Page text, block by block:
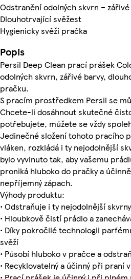
Odstranění odolných skvrn –
Dlouhotrvající svěžest
Hygienicky svěží pračka
Popis
Persil Deep Clean prací prášek
odolných skvrn, zářivé barvy,
pračku.
S pracím prostředkem Persil se
Chcete-li dosáhnout skutečné
potřebujete, můžete se vždy
Jedinečné složení tohoto pracího
vláken, rozkládá i ty nejodolnější
bylo vyvinuto tak, aby vašemu
proniká hluboko do pračky a
nepříjemný zápach.
Výhody produktu:
• Odstraňuje i ty nejodolnější
• Hloubkově čistí prádlo a
• Díky pokročilé technologii
svěží
• Působí hluboko v pračce a
• Recyklovatelný a účinný při praní